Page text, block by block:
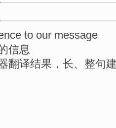
to our message
信息
翻译结果，长、整句